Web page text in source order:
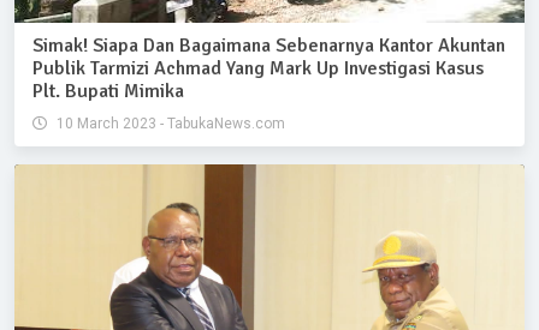
Simak! Siapa Dan Bagaimana Sebenarnya Kantor Akuntan
Publik Tarmizi Achmad Yang Mark Up Investigasi Kasus
Plt. Bupati Mimika
10 March 2023 - TabukaNews.com